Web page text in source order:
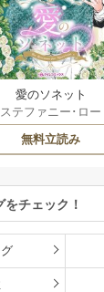
愛のソネット
ステファニー･ロー
レンス / わたぬき
めん
無料立読み
チェック！